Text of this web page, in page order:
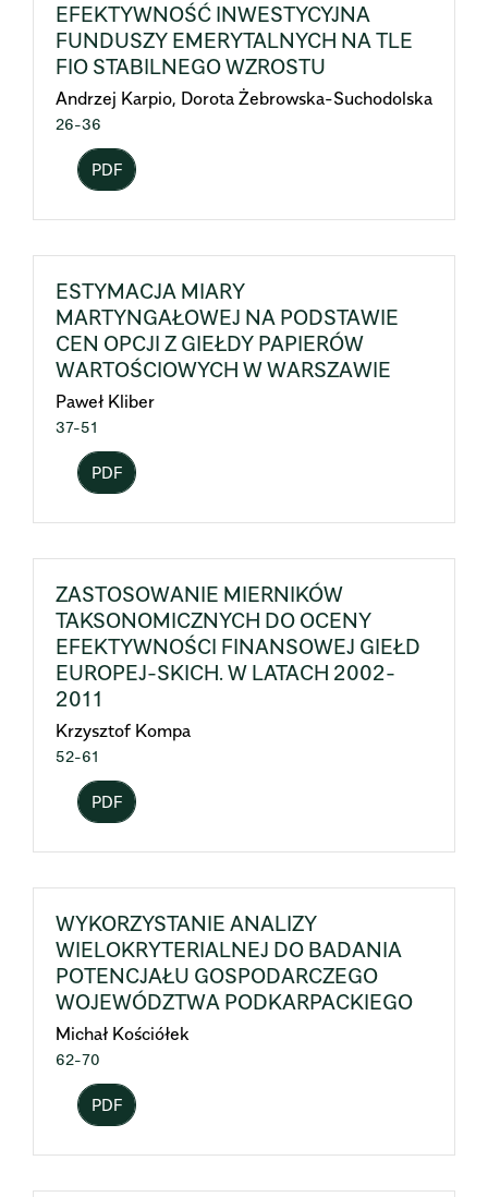
EFEKTYWNOŚĆ INWESTYCYJNA
FUNDUSZY EMERYTALNYCH NA TLE
FIO STABILNEGO WZROSTU
Andrzej Karpio, Dorota Żebrowska-Suchodolska
26-36
PDF
ESTYMACJA MIARY
MARTYNGAŁOWEJ NA PODSTAWIE
CEN OPCJI Z GIEŁDY PAPIERÓW
WARTOŚCIOWYCH W WARSZAWIE
Paweł Kliber
37-51
PDF
ZASTOSOWANIE MIERNIKÓW
TAKSONOMICZNYCH DO OCENY
EFEKTYWNOŚCI FINANSOWEJ GIEŁD
EUROPEJ-SKICH. W LATACH 2002-
2011
Krzysztof Kompa
52-61
PDF
WYKORZYSTANIE ANALIZY
WIELOKRYTERIALNEJ DO BADANIA
POTENCJAŁU GOSPODARCZEGO
WOJEWÓDZTWA PODKARPACKIEGO
Michał Kościółek
62-70
PDF